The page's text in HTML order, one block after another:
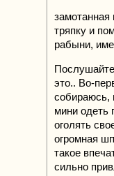
тряпку и
рабыни,
это.. Во-
собираюсь,
мини одеть
оголять
огромная
такое
сильно